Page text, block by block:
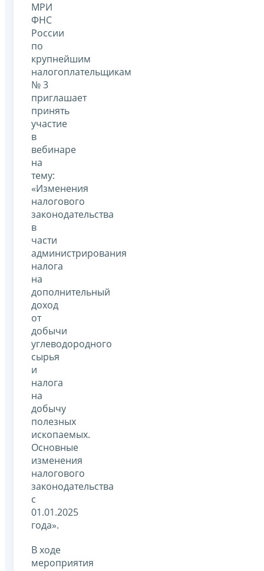
МРИ
ФНС
России
по
крупнейшим
налогоплательщикам
№ 3
приглашает
принять
участие
в
вебинаре
на
тему:
«Изменения
налогового
законодательства
в
части
администрирования
налога
на
дополнительный
доход
от
добычи
углеводородного
сырья
и
налога
на
добычу
полезных
ископаемых.
Основные
изменения
налогового
законодательства
с
01.01.2025
года».
В ходе
мероприятия